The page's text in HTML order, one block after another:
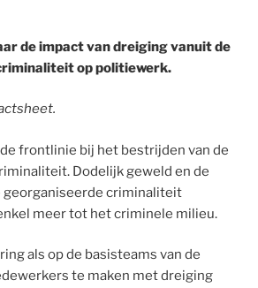
de impact van dreiging vanuit de
op politiewerk.
frontlinie bij het bestrijden van de
Dodelijk geweld en de
georganiseerde criminaliteit
meer tot het criminele milieu.
als op de basisteams van de
te maken met dreiging